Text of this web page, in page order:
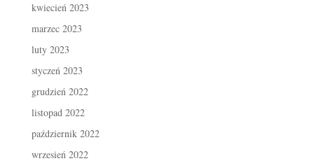
kwiecień 2023
marzec 2023
luty 2023
styczeń 2023
grudzień 2022
listopad 2022
październik 2022
wrzesień 2022